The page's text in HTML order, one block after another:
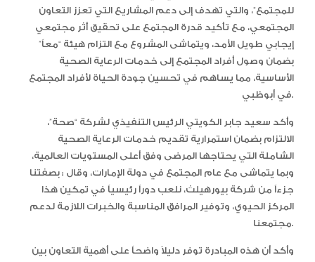
للمجتمع”، والتي تهدف إلى دعم المشاريع التي تعزز التعاون
المجتمعي، مع تأكيد قدرة المجتمع على تحقيق أثر مجتمعي
إيجابي طويل الأمد، ويتماشى المشروع مع التزام هيئة “معاً”
بضمان وصول أفراد المجتمع إلى خدمات الرعاية الصحية
الأساسية، مما يساهم في تحسين جودة الحياة لأفراد المجتمع
في أبوظبي.
وأكد سعيد جابر الكويتي الرئيس التنفيذي لشركة “صحة”،
الالتزام بضمان استمرارية تقديم خدمات الرعاية الصحية
الشاملة التي يحتاجها المرضى وفق أعلى المستويات العالمية،
وبما يتماشى مع عام المجتمع في دولة الإمارات، وقال : بصفتنا
جزءاً من شركة بيورهيلث، نلعب دوراً رئيسياً في تمكين هذا
المركز الحيوي، وتوفير المرافق المناسبة والخبرات اللازمة لدعم
مجتمعنا.
وأكد أن هذه المبادرة توفر دليلاً واضحاً على أهمية التعاون بين